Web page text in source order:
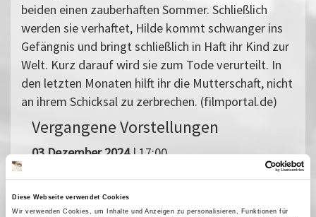
Diese Webseite verwendet Cookies
Wir verwenden Cookies, um Inhalte und Anzeigen zu personalisieren, Funktionen für
beiden einen zauberhaften Sommer. Schließlich
werden sie verhaftet, Hilde kommt schwanger ins
Gefängnis und bringt schließlich in Haft ihr Kind zur
Welt. Kurz darauf wird sie zum Tode verurteilt. In
den letzten Monaten hilft ihr die Mutterschaft, nicht
an ihrem Schicksal zu zerbrechen. (filmportal.de)
Vergangene Vorstellungen
03 Dezember 2024| 17:00
13 Dezember 2024| 19:15